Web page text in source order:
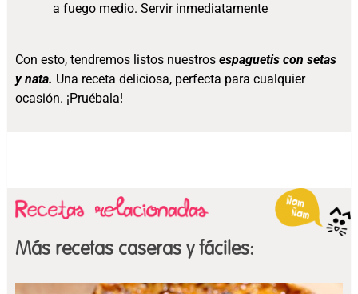
a fuego medio. Servir inmediatamente
Con esto, tendremos listos nuestros espaguetis con setas
y nata. Una receta deliciosa, perfecta para cualquier
ocasión. ¡Pruébala!
Más recetas caseras y fáciles: